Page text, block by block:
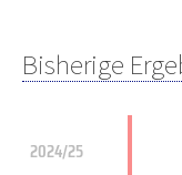
Bisherige
2024/25